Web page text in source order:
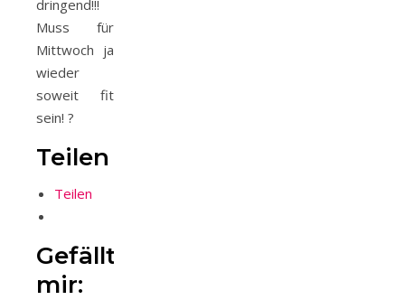
dringend!!!
Muss für
Mittwoch ja
wieder
soweit fit
sein! ?
Teilen
Teilen
Gefällt
mir: